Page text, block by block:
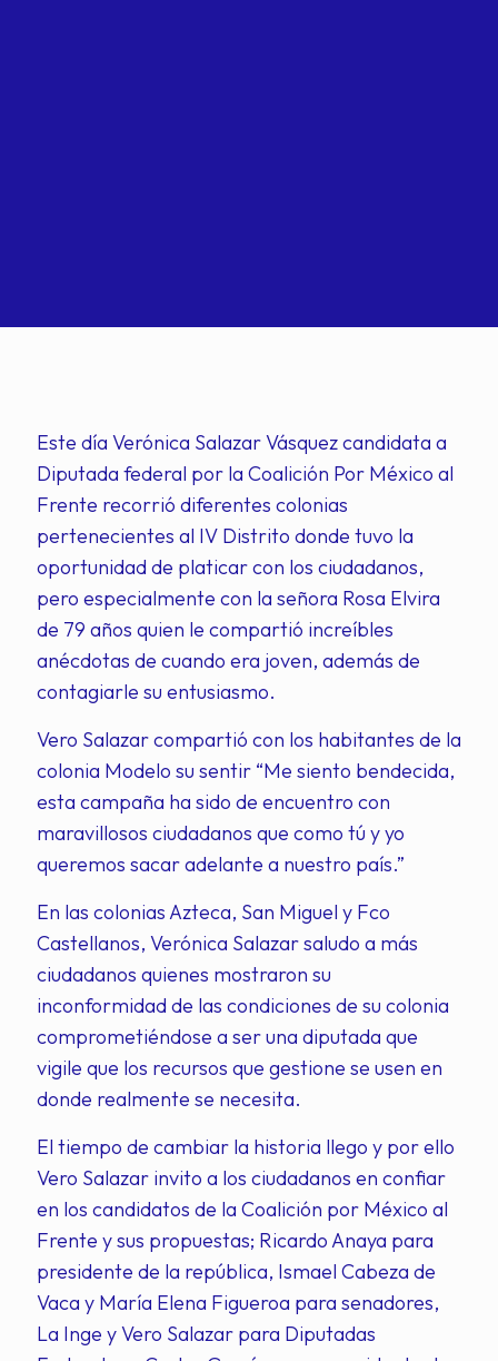
Este día Verónica Salazar Vásquez candidata a
Diputada federal por la Coalición Por México al
Frente recorrió diferentes colonias
pertenecientes al IV Distrito donde tuvo la
oportunidad de platicar con los ciudadanos,
pero especialmente con la señora Rosa Elvira
de 79 años quien le compartió increíbles
anécdotas de cuando era joven, además de
contagiarle su entusiasmo.
Vero Salazar compartió con los habitantes de la
colonia Modelo su sentir “Me siento bendecida,
esta campaña ha sido de encuentro con
maravillosos ciudadanos que como tú y yo
queremos sacar adelante a nuestro país.”
En las colonias Azteca, San Miguel y Fco
Castellanos, Verónica Salazar saludo a más
ciudadanos quienes mostraron su
inconformidad de las condiciones de su colonia
comprometiéndose a ser una diputada que
vigile que los recursos que gestione se usen en
donde realmente se necesita.
El tiempo de cambiar la historia llego y por ello
Vero Salazar invito a los ciudadanos en confiar
en los candidatos de la Coalición por México al
Frente y sus propuestas; Ricardo Anaya para
presidente de la república, Ismael Cabeza de
Vaca y María Elena Figueroa para senadores,
La Inge y Vero Salazar para Diputadas